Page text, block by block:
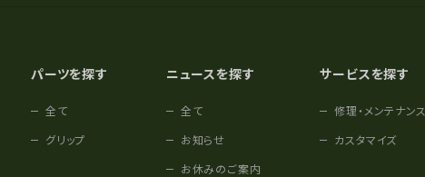
パーツを探す
全て
グリップ
ニュースを探す
全て
お知らせ
お休みのご案内
サービスを探す
修理・メンテナンス
カスタマイズ